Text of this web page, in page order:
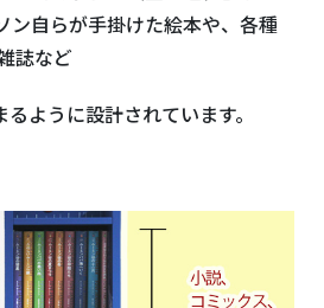
ン自らが手掛けた絵本や、各種
誌など
ように設計されています。